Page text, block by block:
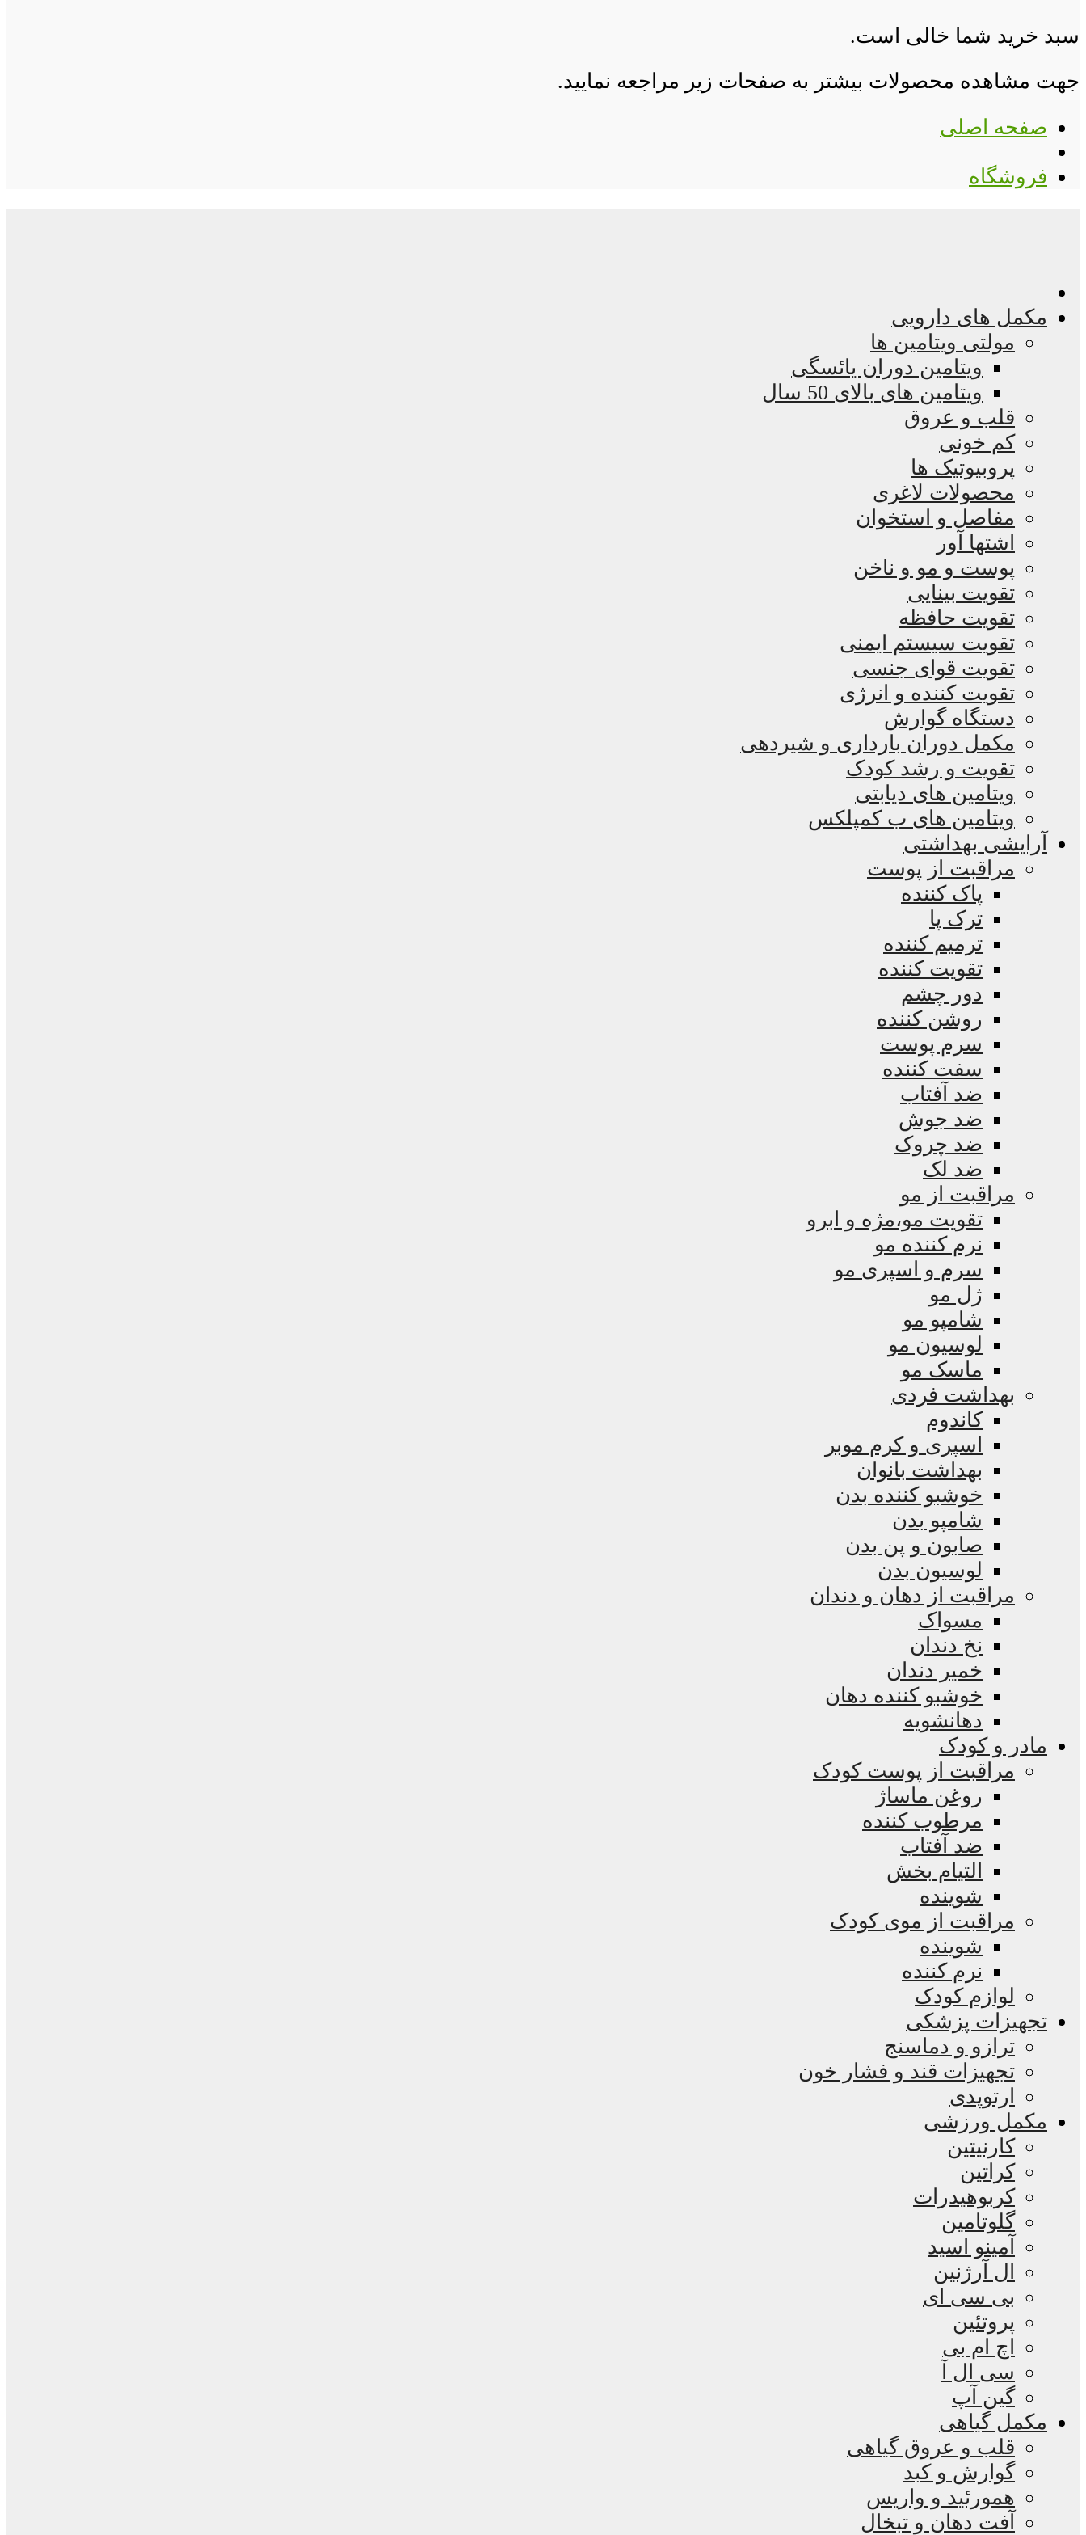
سبد خرید شما خالی است.
جهت مشاهده محصولات بیشتر به صفحات زیر مراجعه نمایید.
صفحه اصلی
فروشگاه
مکمل های دارویی
مولتی ویتامین ها
ویتامین دوران یائسگی
ویتامین های بالای 50 سال
قلب و عروق
کم خونی
پروبیوتیک ها
محصولات لاغری
مفاصل و استخوان
اشتها آور
پوست و مو و ناخن
تقویت بینایی
تقویت حافظه
تقویت سیستم ایمنی
تقویت قوای جنسی
تقویت کننده و انرژی
دستگاه گوارش
مکمل دوران بارداری و شیردهی
تقویت و رشد کودک
ویتامین های دیابتی
ویتامین های ب کمپلکس
آرایشی بهداشتی
مراقبت از پوست
پاک کننده
ترک پا
ترمیم کننده
تقویت کننده
دور چشم
روشن کننده
سرم پوست
سفت کننده
ضد آفتاب
ضد جوش
ضد چروک
ضد لک
مراقبت از مو
تقویت مو،مژه و ابرو
نرم کننده مو
سرم و اسپری مو
ژل مو
شامپو مو
لوسیون مو
ماسک مو
بهداشت فردی
کاندوم
اسپری و کرم موبر
بهداشت بانوان
خوشبو کننده بدن
شامپو بدن
صابون و پن بدن
لوسیون بدن
مراقبت از دهان و دندان
مسواک
نخ دندان
خمیر دندان
خوشبو کننده دهان
دهانشویه
مادر و کودک
مراقبت از پوست کودک
روغن ماساژ
مرطوب کننده
ضد آفتاب
التیام بخش
شوینده
مراقبت از موی کودک
شوینده
نرم کننده
لوازم کودک
تجهیزات پزشکی
ترازو و دماسنج
تجهیزات قند و فشار خون
ارتوپدی
مکمل ورزشی
کارنیتین
کراتین
کربوهیدرات
گلوتامین
آمینو اسید
ال آرژنین
بی سی ای
پروتئین
اچ ام بی
سی ال آ
گین آپ
مکمل گیاهی
قلب و عروق گیاهی
گوارش و کبد
همورئید و واریس
آفت دهان و تبخال